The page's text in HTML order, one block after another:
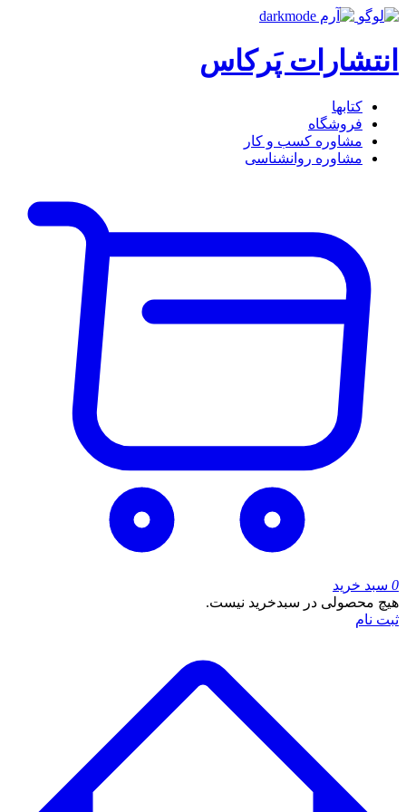
انتشارات پَرکاس
کتاب‎ها
فروشگاه
مشاوره کسب و کار
مشاوره روان‎شناسی
0 سبد خرید
هیچ محصولی در سبدخرید نیست.
ثبت نام